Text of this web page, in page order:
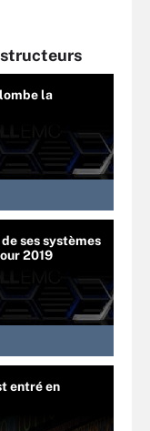
la
ses systèmes
2019
entré en